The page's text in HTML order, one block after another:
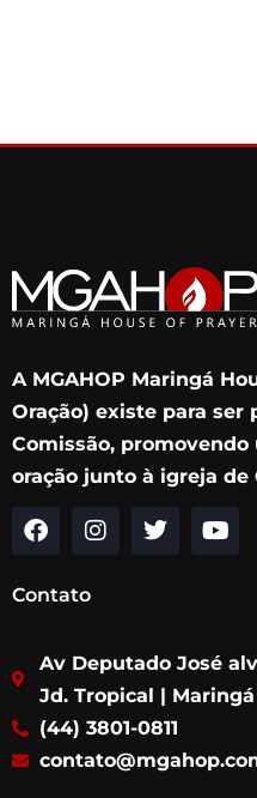
A MGAHOP Maringá
Oração) existe para ser
Comissão,
oração junto à igreja de
F
c
o
o
k
I
g
r
a
m
T
e
r
Y
b
e
Contato
Av Deputado José
Jd. Tropical |
(44) 3801-0811